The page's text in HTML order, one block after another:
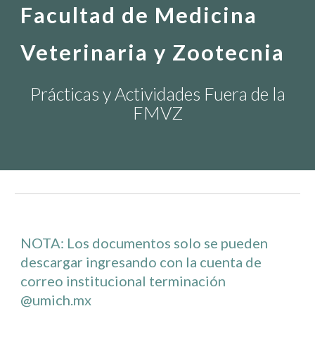
Facultad de Medicina
Veterinaria y Zootecnia
Prácticas y Actividades Fuera de la
FMVZ
NOTA: Los documentos solo se pueden
descargar ingresando con la cuenta de
correo institucional terminación
@umich.mx